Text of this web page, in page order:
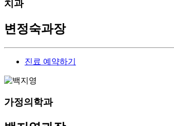
치과
변정숙과장
진료 예약하기
가정의학과